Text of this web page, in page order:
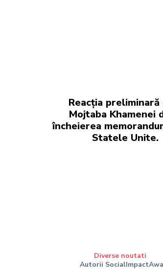
Reacția preliminară
Mojtaba Khamenei
încheierea
Statele Unite.
Diverse noutati
Autorii